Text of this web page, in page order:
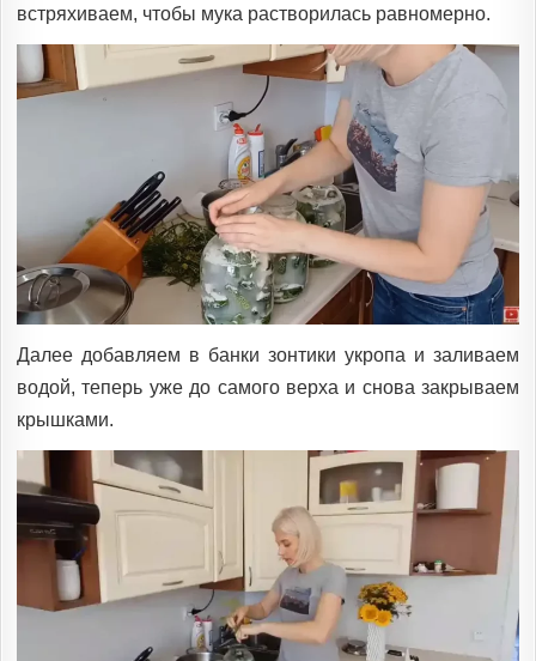
встряхиваем, чтобы мука растворилась равномерно.
Далее добавляем в банки зонтики укропа и заливаем
водой, теперь уже до самого верха и снова закрываем
крышками.